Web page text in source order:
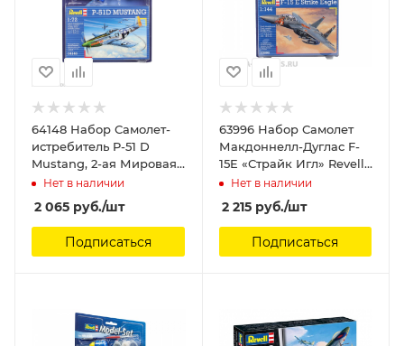
64148 Набор Самолет-
истребитель P-51 D
Mustang, 2-ая Мировая
Война, США Revell, 1/72
Нет в наличии
2 065 руб./шт
Подписаться
63996 Набор Самолет
Макдоннелл-Дуглас F-
15E «Страйк Игл» Revell,
1/144
Нет в наличии
2 215руб./шт
Подписаться